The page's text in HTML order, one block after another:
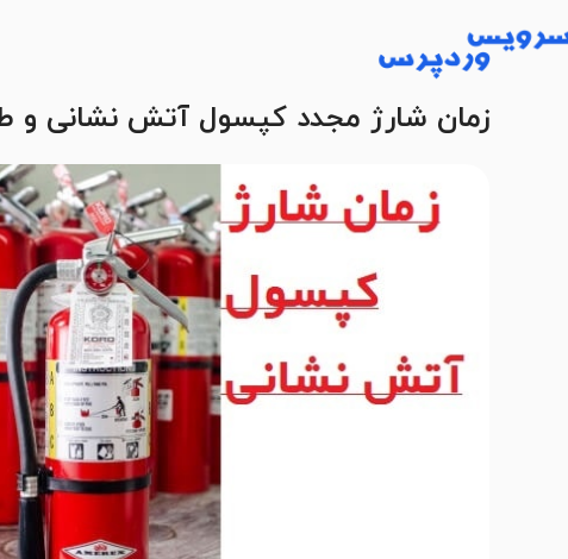
زمان شارژ مجدد کپسول آتش نشانی و